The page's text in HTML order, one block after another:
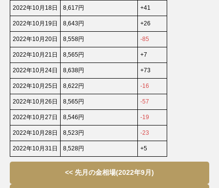
2022年10月18日 8,617円 +41
2022年10月19日 8,643円 +26
2022年10月20日 8,558円 -85
2022年10月21日 8,565円 +7
2022年10月24日 8,638円 +73
2022年10月25日 8,622円 -16
2022年10月26日 8,565円 -57
2022年10月27日 8,546円 -19
2022年10月28日 8,523円 -23
2022年10月31日 8,528円 +5
<< 先月の金相場(2022年9月)